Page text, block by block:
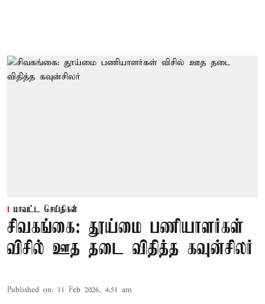
மாவட்ட செய்திகள்
சிவகங்கை: தூய்மை பணியாளர்கள்
விசில் ஊத தடை விதித்த கவுன்சிலர்
Published on: 11 Feb 2026, 4:51 am